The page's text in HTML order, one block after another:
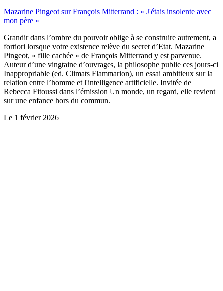
Mazarine Pingeot sur François Mitterrand : « J'étais insolente avec
mon père »
Grandir dans l’ombre du pouvoir oblige à se construire autrement, a
fortiori lorsque votre existence relève du secret d’Etat. Mazarine
Pingeot, « fille cachée » de François Mitterrand y est parvenue.
Auteur d’une vingtaine d’ouvrages, la philosophe publie ces jours-ci
Inappropriable (ed. Climats Flammarion), un essai ambitieux sur la
relation entre l’homme et l'intelligence artificielle. Invitée de
Rebecca Fitoussi dans l’émission Un monde, un regard, elle revient
sur une enfance hors du commun.
Le 1 février 2026